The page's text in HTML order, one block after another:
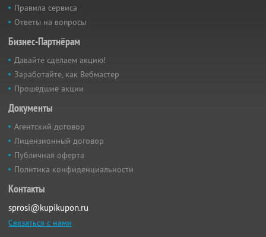
Правила сервиса
Ответы на вопросы
Бизнес-Партнёрам
Давайте сделаем акцию!
Заработайте, как Вебмастер
Прошедшие акции
Документы
Агентский договор
Лицензионный договор
Публичная оферта
Политика конфиденциальности
Контакты
sprosi@kupikupon.ru
Связаться с нами